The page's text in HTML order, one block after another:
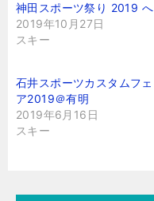
神田スポーツ祭り 2019 へ
2019年10月27日
スキー
石井スポーツカスタムフェ
ア2019＠有明
2019年6月16日
スキー